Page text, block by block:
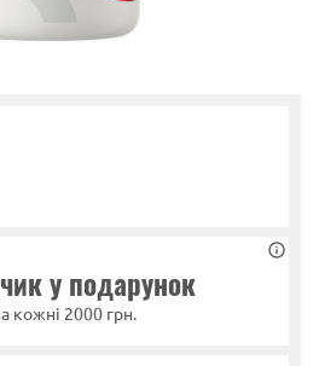
у подарунок
кожні 2000 грн.